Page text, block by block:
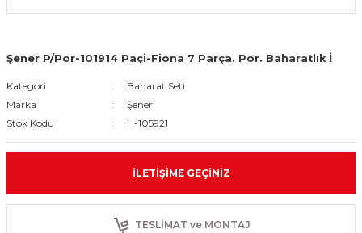
Şener P/Por-101914 Paçi-Fiona 7 Parça. Por. Baharatlık İ
Kategori
Baharat Seti
Marka
Şener
Stok Kodu
H-105921
İLETIŞIME GEÇINIZ
TESLİMAT ve MONTAJ